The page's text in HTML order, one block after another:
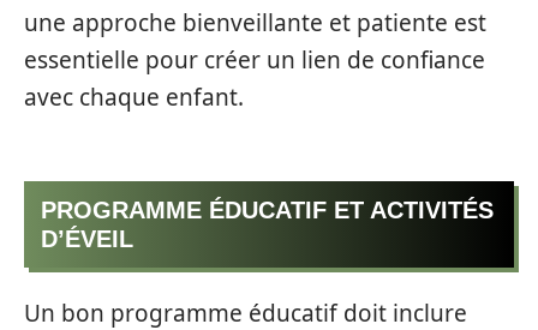
une approche bienveillante et patiente est
essentielle pour créer un lien de confiance
avec chaque enfant.
PROGRAMME ÉDUCATIF ET ACTIVITÉS
D’ÉVEIL
Un bon programme éducatif doit inclure